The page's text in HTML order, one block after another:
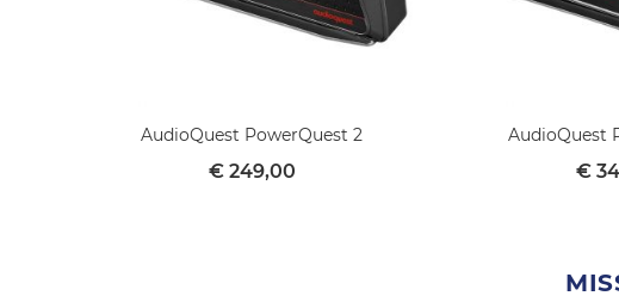
AudioQuest PowerQuest 2
€ 249,00
AudioQuest
€